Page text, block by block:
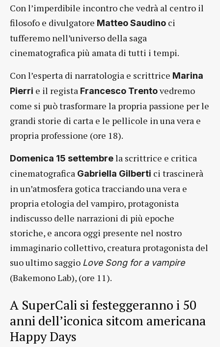
Con l’imperdibile incontro che vedrà al centro il
filosofo e divulgatore Matteo Saudino ci
tufferemo nell’universo della saga
cinematografica più amata di tutti i tempi.
Con l’esperta di narratologia e scrittrice Marina
Pierri e il regista Francesco Trentovedremo
come si può trasformare la propria passione per le
grandi storie di carta e le pellicole in una vera e
propria professione (ore 18).
Domenica 15 settembrela scrittrice e critica
cinematografica Gabriella Gilberti ci trascinerà
in un’atmosfera gotica tracciando una vera e
propria etologia del vampiro, protagonista
indiscusso delle narrazioni di più epoche
storiche, e ancora oggi presente nel nostro
immaginario collettivo, creatura protagonista del
suo ultimo saggio Love Song for a vampire
(Bakemono Lab), (ore 11).
A SuperCali si festeggeranno i 50
anni dell’iconica sitcom americana
Happy Days